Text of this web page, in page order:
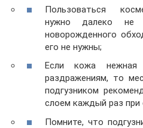
Пользоваться
нужно далеко не
новорожденного
его не нужны;
Если кожа
раздражениям, то
подгузником
слоем каждый раз при
Помните, что